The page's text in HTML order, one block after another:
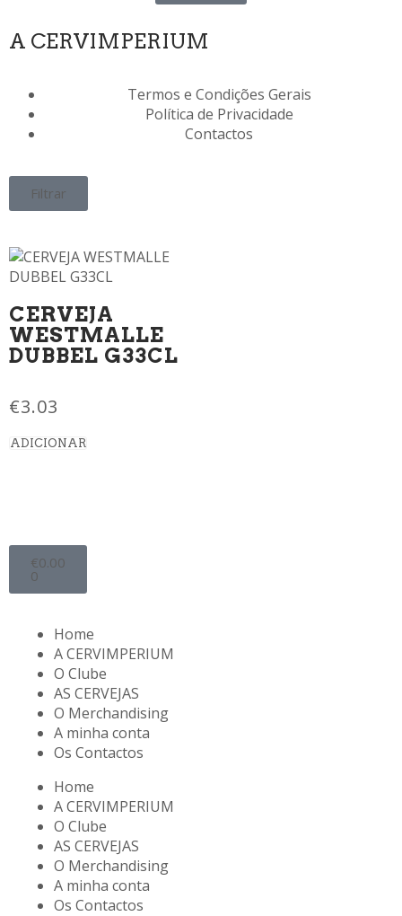
A CERVIMPERIUM
Termos e Condições Gerais
Política de Privacidade
Contactos
Filtrar
CERVEJA
WESTMALLE
DUBBEL G33CL
€3.03
ADICIONAR
€0.00
0
Home
A CERVIMPERIUM
O Clube
AS CERVEJAS
O Merchandising
A minha conta
Os Contactos
Home
A CERVIMPERIUM
O Clube
AS CERVEJAS
O Merchandising
A minha conta
Os Contactos